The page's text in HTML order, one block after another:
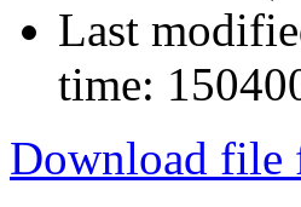
Last
time:
Download file